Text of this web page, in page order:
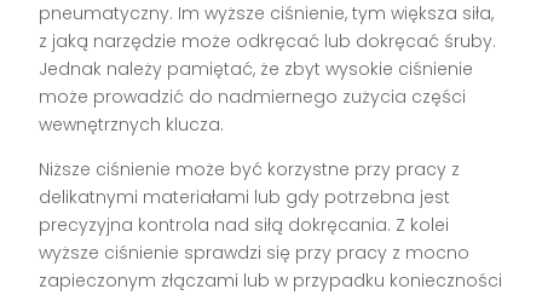
pneumatyczny. Im wyższe ciśnienie, tym większa siła,
z jaką narzędzie może odkręcać lub dokręcać śruby.
Jednak należy pamiętać, że zbyt wysokie ciśnienie
może prowadzić do nadmiernego zużycia części
wewnętrznych klucza.
Niższe ciśnienie może być korzystne przy pracy z
delikatnymi materiałami lub gdy potrzebna jest
precyzyjna kontrola nad siłą dokręcania. Z kolei
wyższe ciśnienie sprawdzi się przy pracy z mocno
zapieczonym złączami lub w przypadku konieczności